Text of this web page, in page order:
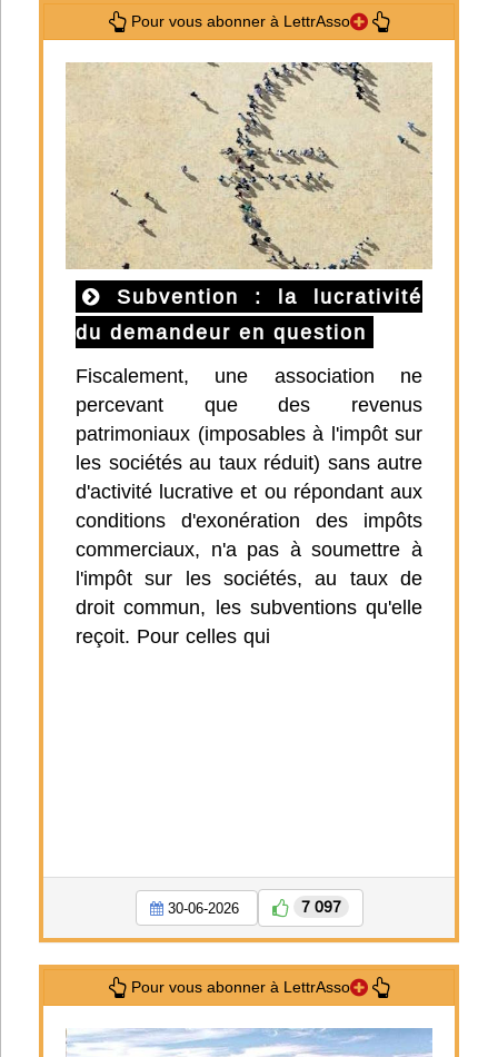
Pour vous abonner à LettrAsso
Subvention : la lucrativité
du demandeur en question
Fiscalement, une association ne
percevant que des revenus
patrimoniaux (imposables à l'impôt sur
les sociétés au taux réduit) sans autre
d'activité lucrative et ou répondant aux
conditions d'exonération des impôts
commerciaux, n'a pas à soumettre à
l'impôt sur les sociétés, au taux de
droit commun, les subventions qu'elle
reçoit. Pour celles qui
30-06-2026 7 097
Pour vous abonner à LettrAsso